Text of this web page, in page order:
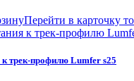
Перейти в карточку
трек-профилю Lumfer s25